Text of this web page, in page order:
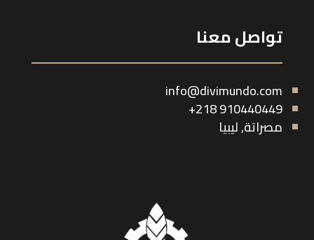
تواصل معنا
info@divimundo.com
910440449 218+
مصراتة, ليبيا